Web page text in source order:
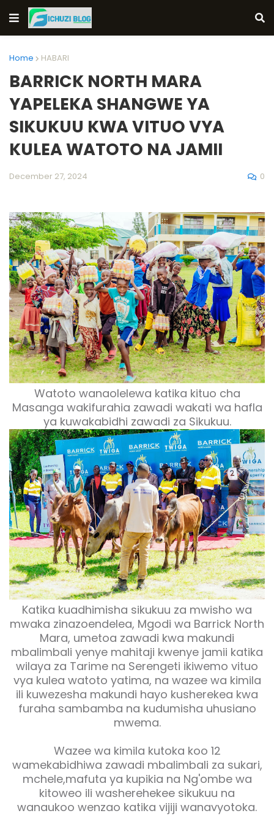
Home HABARI
BARRICK NORTH MARA
YAPELEKA SHANGWE YA
SIKUKUU KWA VITUO VYA
KULEA WATOTO NA JAMII
December 27, 2024 0
Watoto wanaolelewa katika kituo cha
Masanga wakifurahia zawadi wakati wa hafla
ya kuwakabidhi zawadi za Sikukuu.
Katika kuadhimisha sikukuu za mwisho wa
mwaka zinazoendelea, Mgodi wa Barrick North
Mara, umetoa zawadi kwa makundi
mbalimbali yenye mahitaji kwenye jamii katika
wilaya za Tarime na Serengeti ikiwemo vituo
vya kulea watoto yatima, na wazee wa kimila
ili kuwezesha makundi hayo kusherekea kwa
furaha sambamba na kudumisha uhusiano
mwema.
Wazee wa kimila kutoka koo 12
wamekabidhiwa zawadi mbalimbali za sukari,
mchele,mafuta ya kupikia na Ng'ombe wa
kitoweo ili washerehekee sikukuu na
wanaukoo wenzao katika vijiji wanavyotoka.